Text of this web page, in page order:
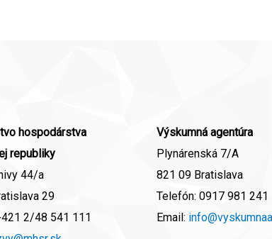
hospodárstva
republiky
44/a
29
2/48 541 111
Výskumná agentúra
Plynárenská 7/A
821 09 Bratislava
Telefón: 0917 981 241
Email: